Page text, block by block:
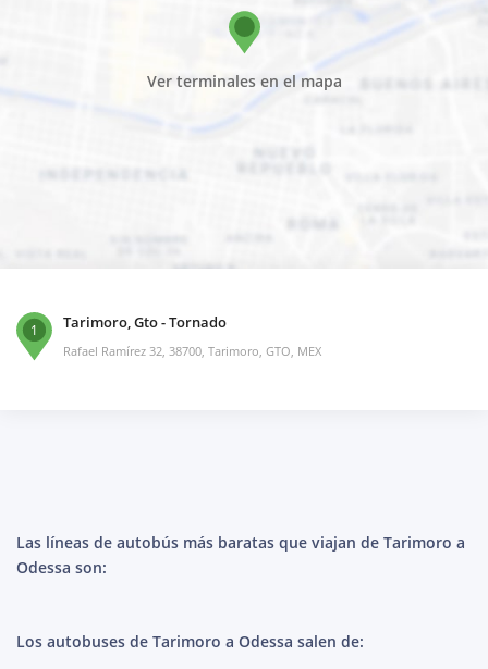
Ver terminales en el mapa
1 Tarimoro, Gto - Tornado
Rafael Ramírez 32, 38700, Tarimoro, GTO, MEX
Las líneas de autobús más baratas que viajan de Tarimoro a
Odessa son:
Los autobuses de Tarimoro a Odessa salen de: